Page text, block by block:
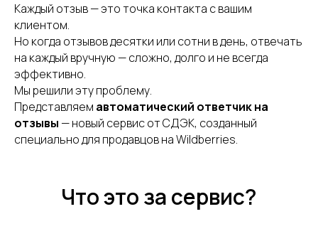
Каждый отзыв — это точка контакта с вашим
клиентом.
Но когда отзывов десятки или сотни в день, отвечать
на каждый вручную — сложно, долго и не всегда
эффективно.
Мы решили эту проблему.
Представляем автоматический ответчик на
отзывы — новый сервис от СДЭК, созданный
специально для продавцов на Wildberries.
Что это за сервис?